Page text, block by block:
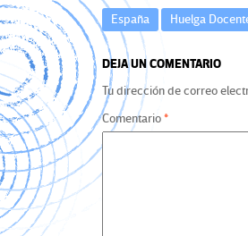
España Huelga
DEJA UN COMENTARIO
Tu dirección de correo
Comentario*